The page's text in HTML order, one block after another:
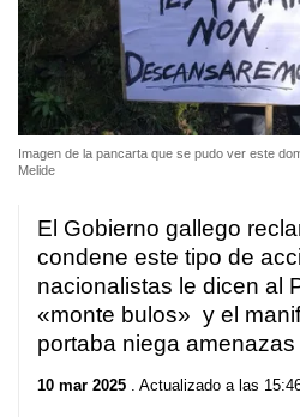
Imagen de la pancarta que se pudo ver este
Melide
El Gobierno gallego
condene este tipo de
nacionalistas le dicen al
«monte bulos» y el
portaba niega amenazas
10 mar 2025 . Actualizado a las